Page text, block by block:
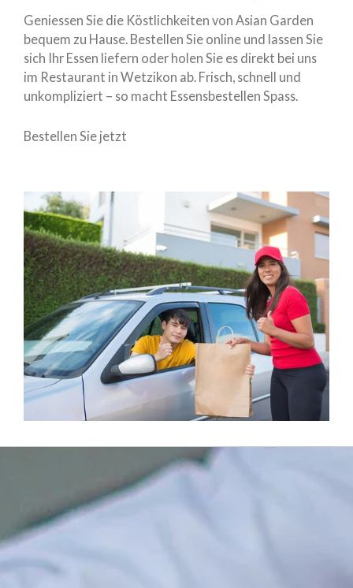
Geniessen Sie die Köstlichkeiten von Asian Garden
bequem zu Hause. Bestellen Sie online und lassen Sie
sich Ihr Essen liefern oder holen Sie es direkt bei uns
im Restaurant in Wetzikon ab. Frisch, schnell und
unkompliziert – so macht Essensbestellen Spass.
Bestellen Sie jetzt